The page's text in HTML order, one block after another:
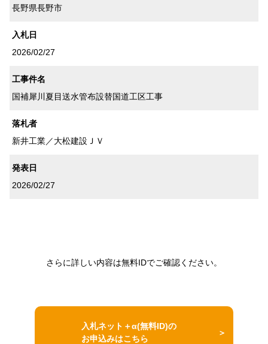
長野県長野市
入札日
2026/02/27
工事件名
国補犀川夏目送水管布設替国道工区工事
落札者
新井工業／大松建設ＪＶ
発表日
2026/02/27
さらに詳しい内容は無料IDでご確認ください。
入札ネット＋α(無料ID)の
お申込みはこちら